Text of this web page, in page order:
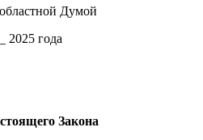
Думой
2025 года
Закона